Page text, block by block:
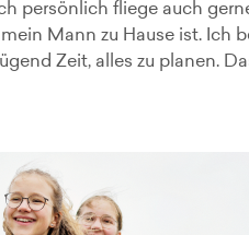
persönlich fliege auch
Mann zu Hause ist.
Zeit, alles zu planen.